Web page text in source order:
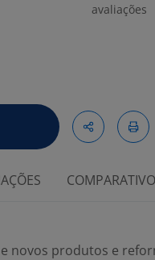
avaliações
COMPARATIVO
novos produtos e